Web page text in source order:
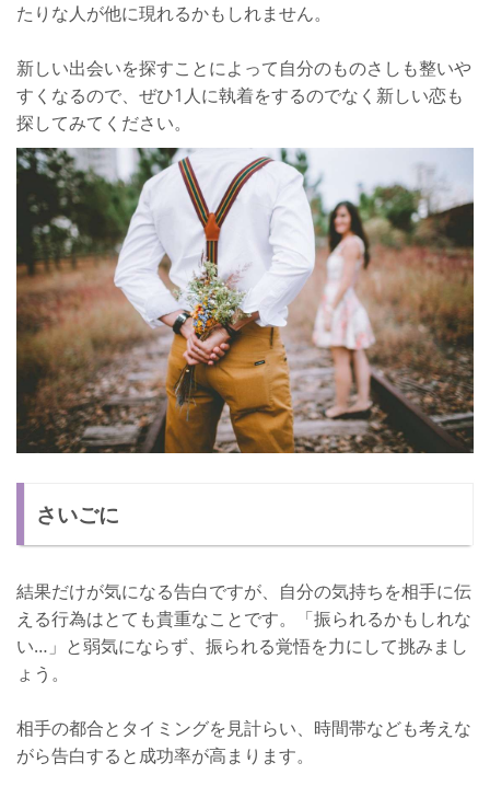
たりな人が他に現れるかもしれません。
新しい出会いを探すことによって自分のものさしも整いや
すくなるので、ぜひ1人に執着をするのでなく新しい恋も
探してみてください。
さいごに
結果だけが気になる告白ですが、自分の気持ちを相手に伝
える行為はとても貴重なことです。「振られるかもしれな
い…」と弱気にならず、振られる覚悟を力にして挑みまし
ょう。
相手の都合とタイミングを見計らい、時間帯なども考えな
がら告白すると成功率が高まります。